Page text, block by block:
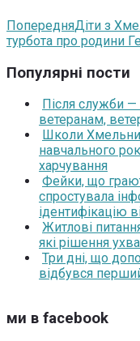
ПопередняДіти з
турбота про родини
Популярні пости
Після служби
ветеранам,
Школи
навчального
харчування
Фейки, що
спростувала
ідентифікацію
Житлові
які рішення
Три дні, що
відбувся
ми в facebook